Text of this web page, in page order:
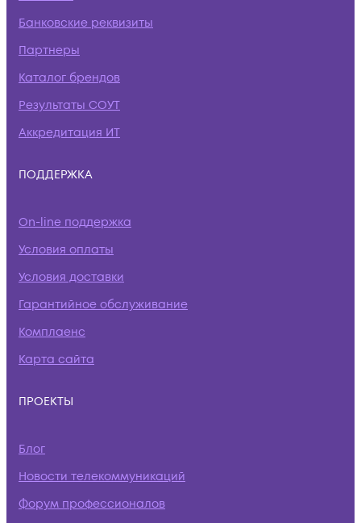
Банковские реквизиты
Партнеры
Каталог брендов
Результаты СОУТ
Аккредитация ИТ
ПОДДЕРЖКА
On-line поддержка
Условия оплаты
Условия доставки
Гарантийное обслуживание
Комплаенс
Карта сайта
ПРОЕКТЫ
Блог
Новости телекоммуникаций
Форум профессионалов